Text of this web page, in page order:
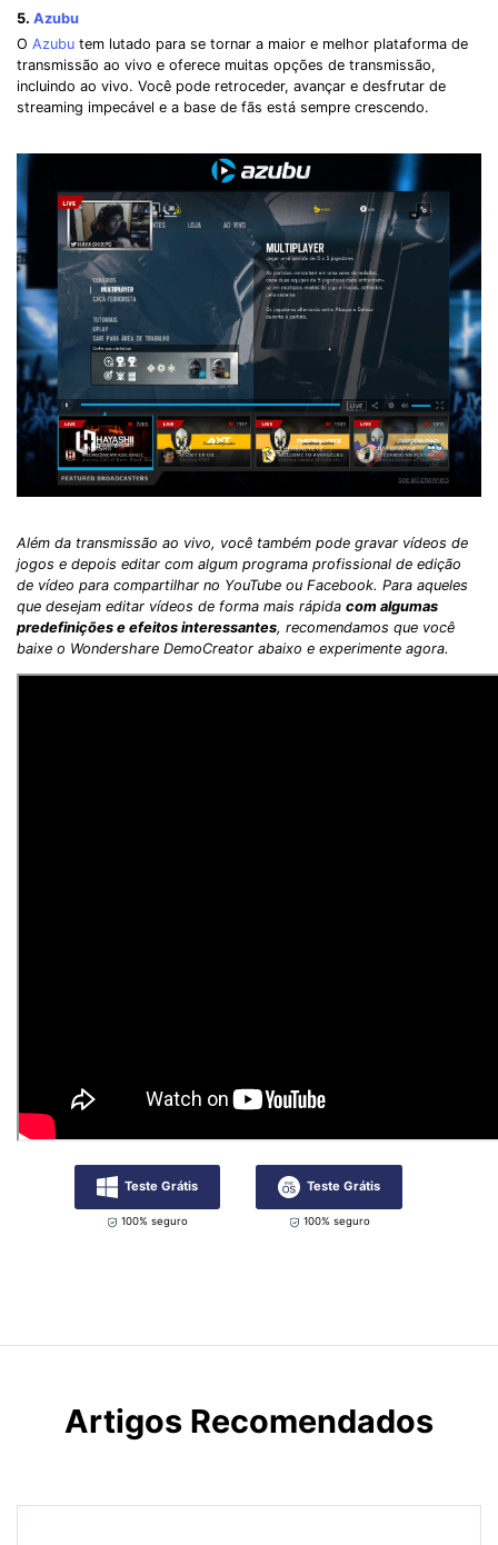
5. Azubu
O Azubu tem lutado para se tornar a maior e melhor plataforma de
transmissão ao vivo e oferece muitas opções de transmissão,
incluindo ao vivo. Você pode retroceder, avançar e desfrutar de
streaming impecável e a base de fãs está sempre crescendo.
Além da transmissão ao vivo, você também pode gravar vídeos de
jogos e depois editar com algum programa profissional de edição
de vídeo para compartilhar no YouTube ou Facebook. Para aqueles
que desejam editar vídeos de forma mais rápida com algumas
predefinições e efeitos interessantes, recomendamos que você
baixe o Wondershare DemoCreator abaixo e experimente agora.
Teste Grátis
100% seguro
Teste Grátis
100% seguro
Artigos Recomendados